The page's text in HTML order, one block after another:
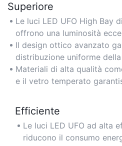
Superiore
Le luci LED UFO High Bay
offrono una luminosità
flusso luminoso (50.000-
grandi spazi industriali
Il design ottico avanzato
distribuzione uniforme
minimo ombre e riflessi
produttivi.
Materiali di alta qualità
e il vetro temperato
Efficiente
Le luci LED UFO ad alta
riducono il consumo